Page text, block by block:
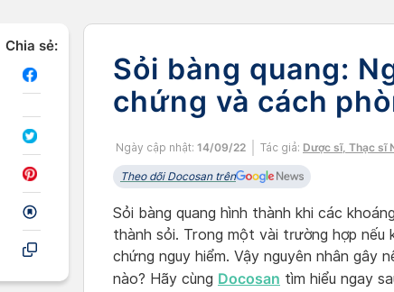
Chia sẻ:
Sỏi bàng quang:
chứng và cách
Ngày cập nhật: 14/09/22 Tác giả: Dược sĩ, Thạc sĩ
Theo dõi Docosan trên
Sỏi bàng quang hình thành khi các
thành sỏi. Trong một vài trường hợp
chứng nguy hiểm. Vậy nguyên nhân gây
nào? Hãy cùng Docosan tìm hiểu ngay